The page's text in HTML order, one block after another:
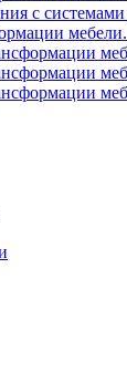
с
мебели.